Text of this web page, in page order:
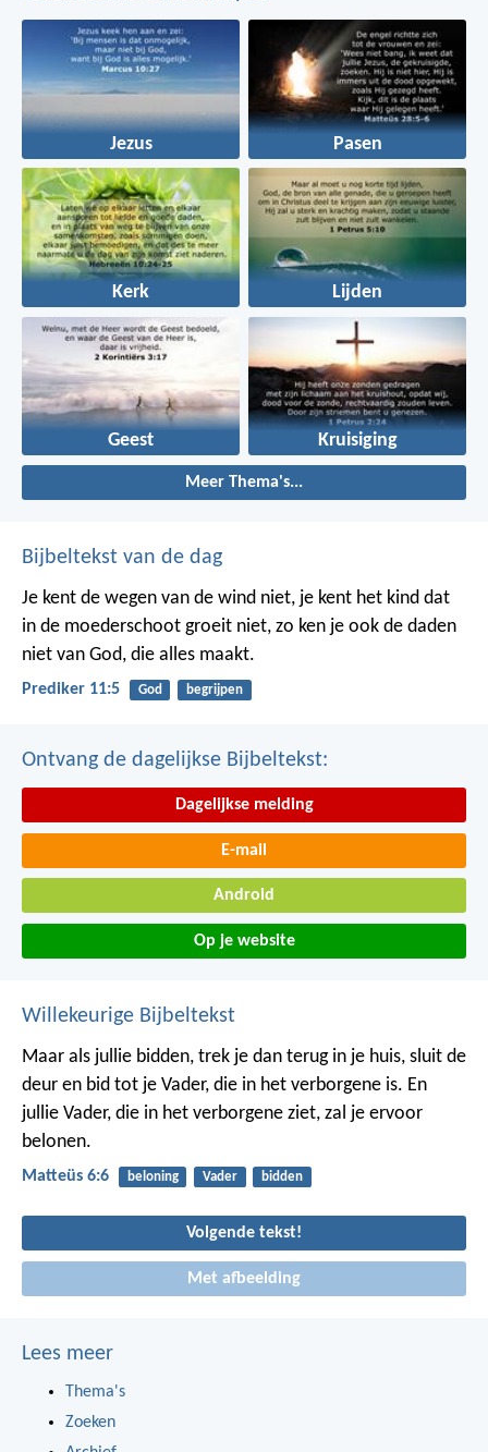
Jezus Pasen
Kerk Lijden
Geest Kruisiging
Meer Thema's...
Bijbeltekst van de dag
Je kent de wegen van de wind niet, je kent het kind dat
in de moederschoot groeit niet, zo ken je ook de daden
niet van God, die alles maakt.
Prediker 11:5 God begrijpen
Ontvang de dagelijkse Bijbeltekst:
Dagelijkse melding
E-mail
Android
Op je website
Willekeurige Bijbeltekst
Maar als jullie bidden, trek je dan terug in je huis, sluit de
deur en bid tot je Vader, die in het verborgene is. En
jullie Vader, die in het verborgene ziet, zal je ervoor
belonen.
Matteüs 6:6 beloning Vader bidden
Volgende tekst!
Met afbeelding
Lees meer
Thema's
Zoeken